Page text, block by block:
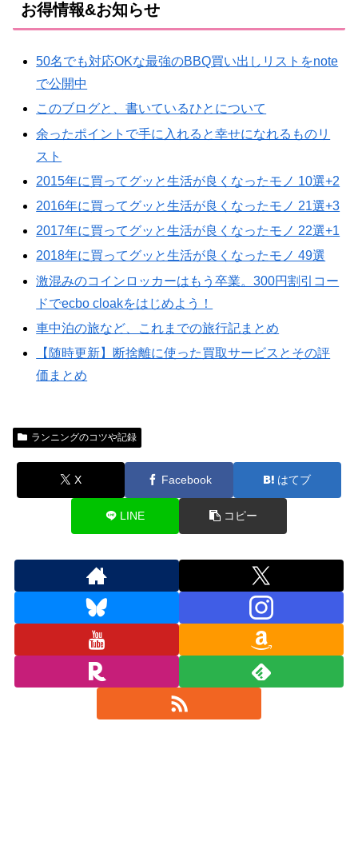
お得情報&お知らせ
50名でも対応OKな最強のBBQ買い出しリストをnote
で公開中
このブログと、書いているひとについて
余ったポイントで手に入れると幸せになれるものリ
スト
2015年に買ってグッと生活が良くなったモノ 10選+2
2016年に買ってグッと生活が良くなったモノ 21選+3
2017年に買ってグッと生活が良くなったモノ 22選+1
2018年に買ってグッと生活が良くなったモノ 49選
激混みのコインロッカーはもう卒業。300円割引コー
ドでecbo cloakをはじめよう！
車中泊の旅など、これまでの旅行記まとめ
【随時更新】断捨離に使った買取サービスとその評
価まとめ
ランニングのコツや記録
X Facebook はてブ
LINE コピー